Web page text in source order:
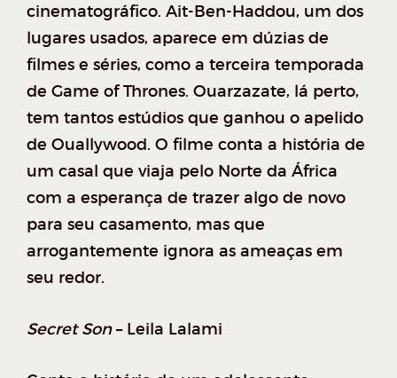
cinematográfico. Ait-Ben-Haddou, um dos
lugares usados, aparece em dúzias de
filmes e séries, como a terceira temporada
de Game of Thrones. Ouarzazate, lá perto,
tem tantos estúdios que ganhou o apelido
de Ouallywood. O filme conta a história de
um casal que viaja pelo Norte da África
com a esperança de trazer algo de novo
para seu casamento, mas que
arrogantemente ignora as ameaças em
seu redor.
Secret Son– Leila Lalami